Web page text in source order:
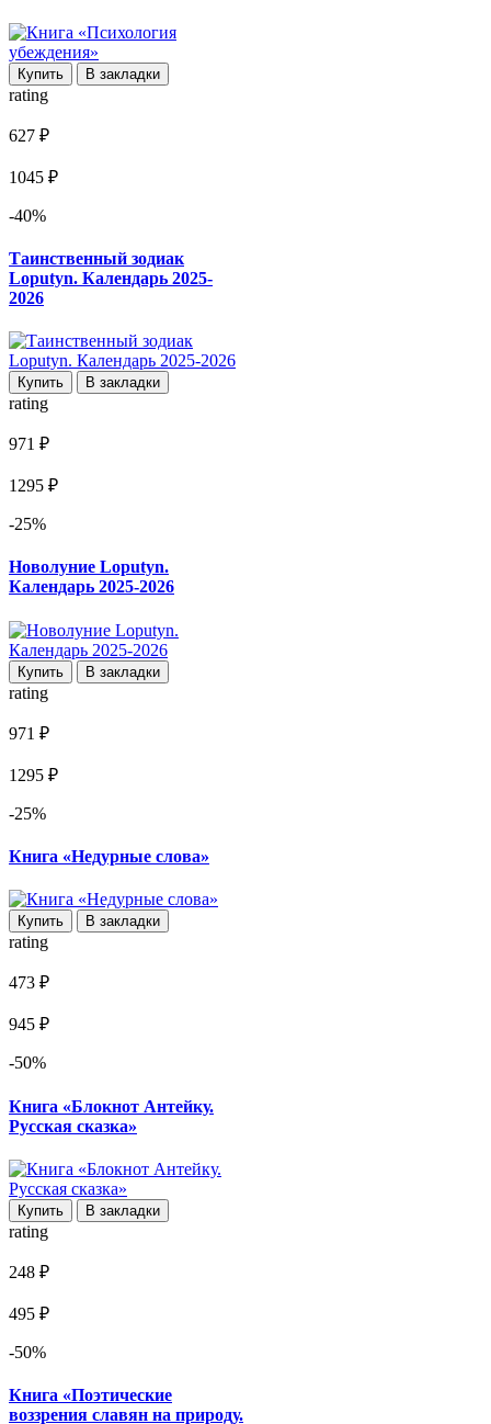
Купить В закладки
rating
627 ₽
1045 ₽
-40%
Таинственный зодиак
Loputyn. Календарь 2025-
2026
Купить В закладки
rating
971 ₽
1295 ₽
-25%
Новолуние Loputyn.
Календарь 2025-2026
Купить В закладки
rating
971 ₽
1295 ₽
-25%
Книга «Недурные слова»
Купить В закладки
rating
473 ₽
945 ₽
-50%
Книга «Блокнот Антейку.
Русская сказка»
Купить В закладки
rating
248 ₽
495 ₽
-50%
Книга «Поэтические
воззрения славян на природу.